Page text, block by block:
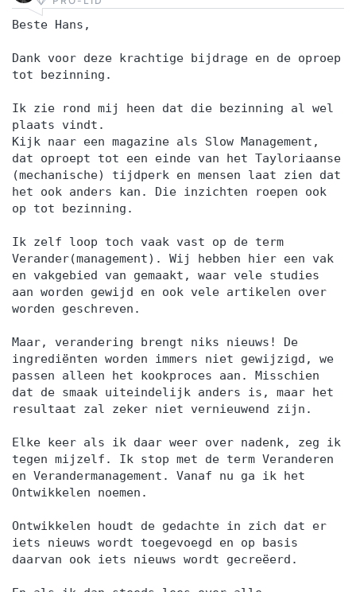
Beste Hans,
Dank voor deze krachtige bijdrage en de oproep
tot bezinning.
Ik zie rond mij heen dat die bezinning al wel
plaats vindt.
Kijk naar een magazine als Slow Management,
dat oproept tot een einde van het Tayloriaanse
(mechanische) tijdperk en mensen laat zien dat
het ook anders kan. Die inzichten roepen ook
op tot bezinning.
Ik zelf loop toch vaak vast op de term
Verander(management). Wij hebben hier een vak
en vakgebied van gemaakt, waar vele studies
aan worden gewijd en ook vele artikelen over
worden geschreven.
Maar, verandering brengt niks nieuws! De
ingrediënten worden immers niet gewijzigd, we
passen alleen het kookproces aan. Misschien
dat de smaak uiteindelijk anders is, maar het
resultaat zal zeker niet vernieuwend zijn.
Elke keer als ik daar weer over nadenk, zeg ik
tegen mijzelf. Ik stop met de term Veranderen
en Verandermanagement. Vanaf nu ga ik het
Ontwikkelen noemen.
Ontwikkelen houdt de gedachte in zich dat er
iets nieuws wordt toegevoegd en op basis
daarvan ook iets nieuws wordt gecreëerd.